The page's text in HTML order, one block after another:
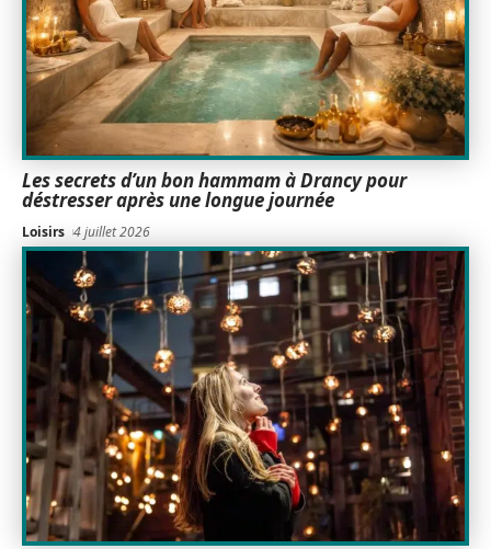
Les secrets d’un bon hammam à Drancy pour
déstresser après une longue journée
Loisirs 4 juillet 2026